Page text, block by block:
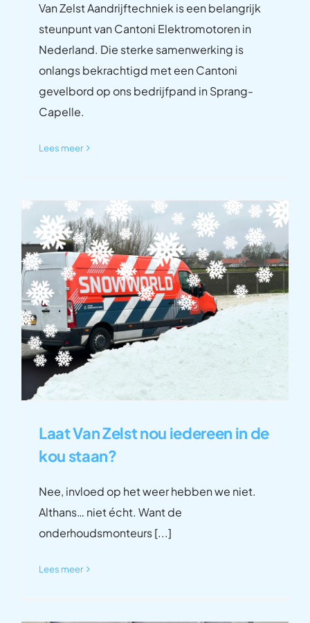
Van Zelst Aandrijftechniek is een belangrijk
steunpunt van Cantoni Elektromotoren in
Nederland. Die sterke samenwerking is
onlangs bekrachtigd met een Cantoni
gevelbord op ons bedrijfpand in Sprang-
Capelle.
Lees meer
Laat Van Zelst nou iedereen in de
kou staan?
Nee, invloed op het weer hebben we niet.
Althans… niet écht. Want de
onderhoudsmonteurs [...]
Lees meer